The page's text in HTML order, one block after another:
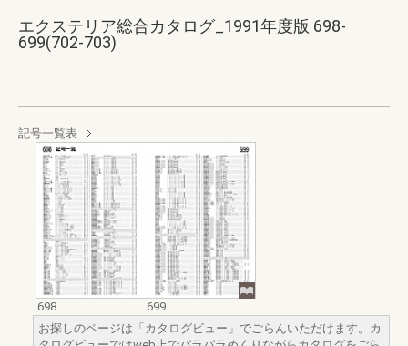
エクステリア総合カタログ_1991年度版 698-
699(702-703)
記号一覧表
698
699
お探しのページは「カタログビュー」でごらんいただけます。カ